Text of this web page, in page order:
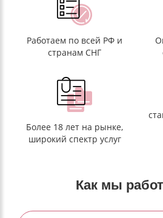
Работаем по всей РФ и
странам СНГ
Более 18 лет на рынке,
широкий спектр услуг
Как мы